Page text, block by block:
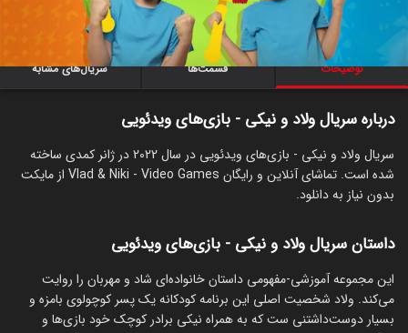
کمدی
توضیحات قسمت‌ها سریال‌های مشابه
درباره سریال ولاد و نیکی - بازی‌های ویدئویی
سریال ولاد و نیکی - بازی‌های ویدئویی در سال 2022 در ژانر کمدی ساخته
شده است. تماشای آنلاین و رایگان Vlad & Niki - Video Games از مایکت
بدون نیاز به دانلود.
داستان سریال ولاد و نیکی - بازی‌های ویدئویی
‏این مجموعه آموزشی-مفهومی داستان خانواده‌ای شاد و مهربان را روایت
می‌کند. ولاد شخصیت اصلی این برنامه کودکانه یک پسر کوچولوی بامزه و
بسیار دوست‌داشتنی ست که به همراه نیکی برادر کوچک خود بازی‌ها و